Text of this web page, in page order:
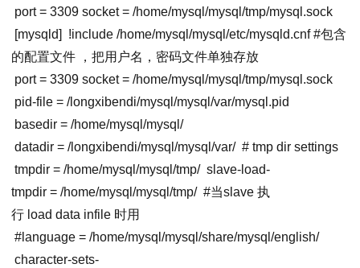
port= 3309 socket= /home/mysql/mysql/tmp/mysql.sock
[mysqld] !include /home/mysql/mysql/etc/mysqld.cnf #包含
的配置文件 ，把用户名，密码文件单独存放
port= 3309 socket= /home/mysql/mysql/tmp/mysql.sock
pid-file = /longxibendi/mysql/mysql/var/mysql.pid
basedir = /home/mysql/mysql/
datadir = /longxibendi/mysql/mysql/var/ # tmp dir settings
tmpdir = /home/mysql/mysql/tmp/ slave-load-
tmpdir = /home/mysql/mysql/tmp/ #当slave 执
行 load data infile 时用
# language = /home/mysql/mysql/share/mysql/english/
character-sets-